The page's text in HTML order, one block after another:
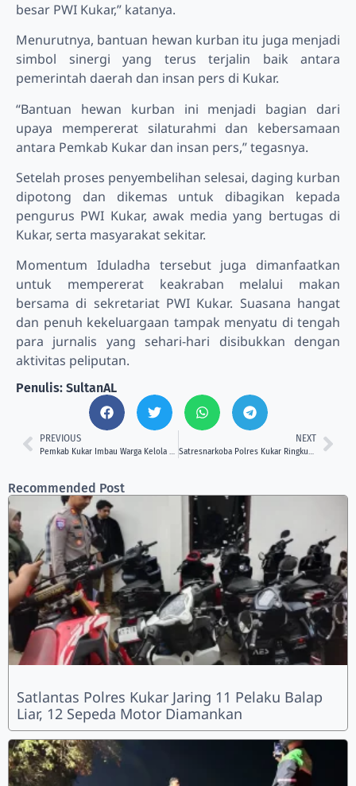
besar PWI Kukar,” katanya.
Menurutnya, bantuan hewan kurban itu juga menjadi
simbol sinergi yang terus terjalin baik antara
pemerintah daerah dan insan pers di Kukar.
“Bantuan hewan kurban ini menjadi bagian dari
upaya mempererat silaturahmi dan kebersamaan
antara Pemkab Kukar dan insan pers,” tegasnya.
Setelah proses penyembelihan selesai, daging kurban
dipotong dan dikemas untuk dibagikan kepada
pengurus PWI Kukar, awak media yang bertugas di
Kukar, serta masyarakat sekitar.
Momentum Iduladha tersebut juga dimanfaatkan
untuk mempererat keakraban melalui makan
bersama di sekretariat PWI Kukar. Suasana hangat
dan penuh kekeluargaan tampak menyatu di tengah
para jurnalis yang sehari-hari disibukkan dengan
aktivitas peliputan.
Penulis: SultanAL
PREVIOUS
Pemkab Kukar Imbau Warga Kelola Limbah Kurban dengan Baik
NEXT
Satresnarkoba Polres Kukar Ringkus Dua Pengedar Sabu di Sebulu
Recommended Post
Satlantas Polres Kukar Jaring 11 Pelaku Balap
Liar, 12 Sepeda Motor Diamankan